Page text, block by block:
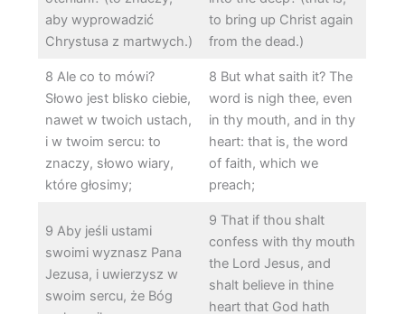
aby wyprowadzić
Chrystusa z martwych.)
to bring up Christ again
from the dead.)
8 Ale co to mówi?
Słowo jest blisko ciebie,
nawet w twoich ustach,
i w twoim sercu: to
znaczy, słowo wiary,
które głosimy;
8 But what saith it? The
word is nigh thee, even
in thy mouth, and in thy
heart: that is, the word
of faith, which we
preach;
9 Aby jeśli ustami
swoimi wyznasz Pana
Jezusa, i uwierzysz w
swoim sercu, że Bóg
9 That if thou shalt
confess with thy mouth
the Lord Jesus, and
shalt believe in thine
heart that God hath